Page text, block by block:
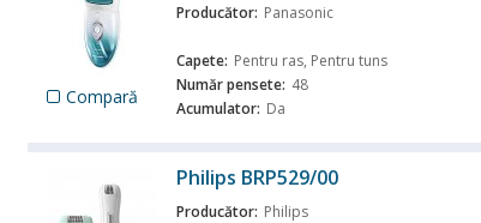
Compară
Producător: Panasonic
Capete: Pentru ras, Pentru tuns
Număr pensete: 48
Acumulator: Da
Philips BRP529/00
Producător: Philips